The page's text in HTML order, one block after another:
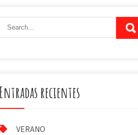
Entradas recientes
VERANO